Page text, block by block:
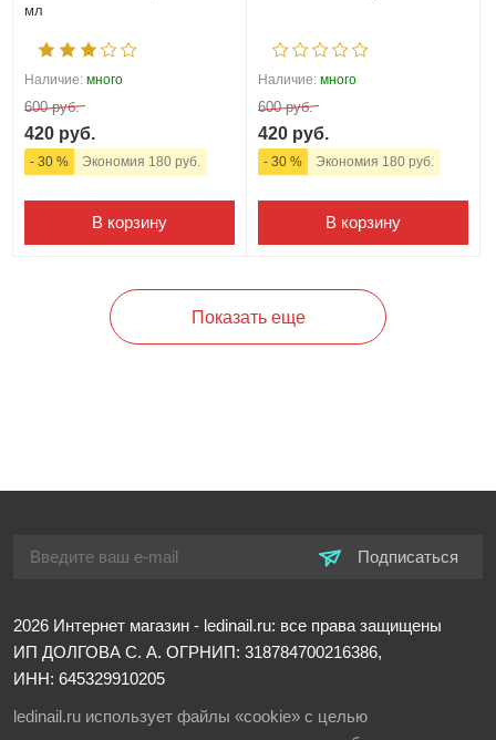
мл
Наличие: много
600 руб.
420 руб.
- 30 % Экономия 180 руб.
В корзину
Наличие: много
600 руб.
420 руб.
- 30 % Экономия 180 руб.
В корзину
Показать еще
Подписаться
2026 Интернет магазин - ledinail.ru: все права защищены
ИП ДОЛГОВА С. А. ОГРНИП: 318784700216386,
ИНН: 645329910205
ledinail.ru использует файлы «cookie» с целью